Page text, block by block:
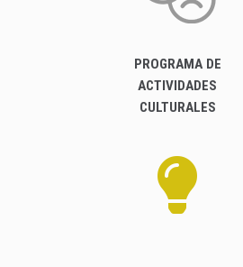
PROGRAMA DE
ACTIVIDADES
CULTURALES